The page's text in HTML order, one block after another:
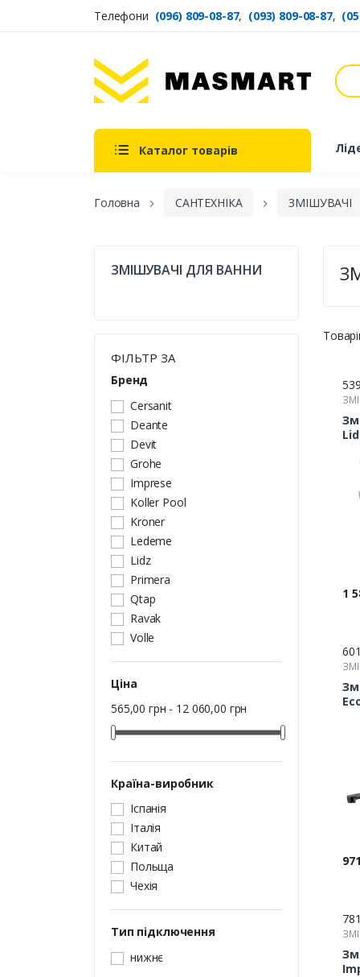
Телефони (096) 809-08-87, (093) 809-08-87,
Masmart
Каталог товарів
Головна САНТЕХНІКА ЗМІШУВАЧІ
ЗМІШУВАЧІ ДЛЯ ВАННИ
ФІЛЬТР ЗА
Бренд
Cersanit
Deante
Devit
Grohe
Imprese
Koller Pool
Kroner
Ledeme
Lidz
Primera
Qtap
Ravak
Volle
Ціна
565,00 грн - 12 060,00 грн
Країна-виробник
Іспанія
Італія
Китай
Польща
Чехія
Тип підключення
нижнє
з
1